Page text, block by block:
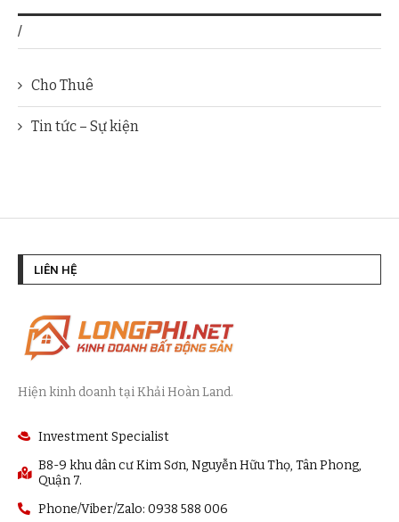
/
Cho Thuê
Tin tức – Sự kiện
LIÊN HỆ
Hiện kinh doanh tại Khải Hoàn Land.
Investment Specialist
B8-9 khu dân cư Kim Sơn, Nguyễn Hữu Thọ, Tân Phong,
Quận 7.
Phone/Viber/Zalo: 0938 588 006